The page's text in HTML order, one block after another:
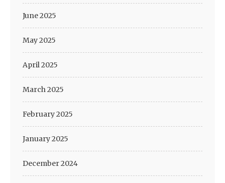
June 2025
May 2025
April 2025
March 2025
February 2025
January 2025
December 2024